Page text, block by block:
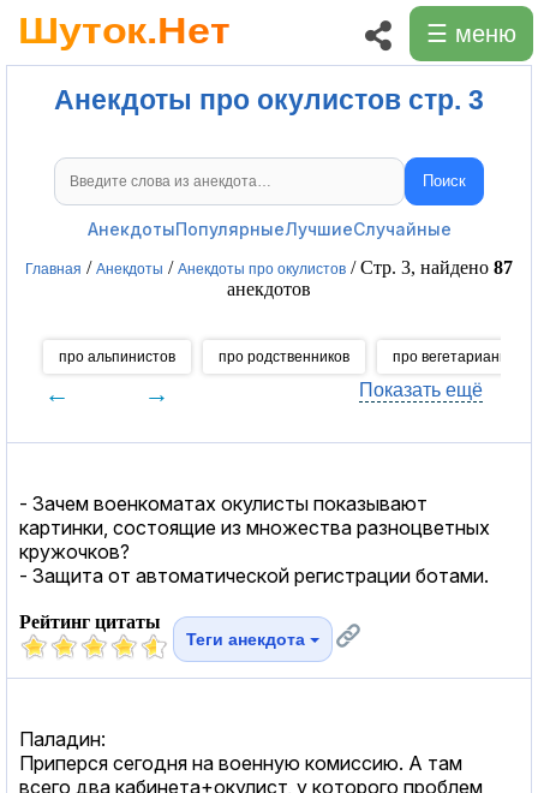
☰ меню
Анекдоты про окулистов стр. 3
Поиск анекдотов Поиск
АнекдотыПопулярныеЛучшиеСлучайные
Главная / Анекдоты / Анекдоты про окулистов / Стр. 3, найдено 87
анекдотов
про альпинистов про родственников про вегетарианцев
← → Показать ещё
- Зачем военкоматах окулисты показывают
картинки, состоящие из множества разноцветных
кружочков?
- Защита от автоматической регистрации ботами.
Рейтинг цитаты
Теги анекдота
Паладин:
Приперся сегодня на военную комиссию. А там
всего два кабинета+окулист, у которого проблем